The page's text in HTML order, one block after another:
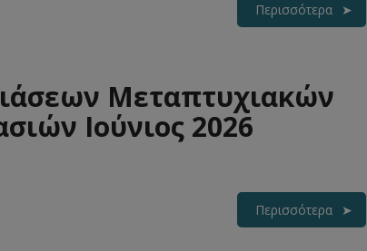
Περισσότερα
Μεταπτυχιακών
Ιούνιος 2026
Περισσότερα